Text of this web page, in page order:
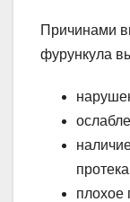
Причинами
фурункула
плохое